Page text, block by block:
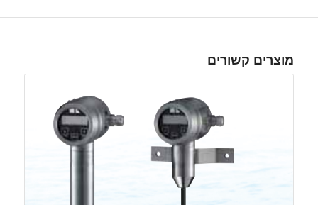
מוצרים קשורים